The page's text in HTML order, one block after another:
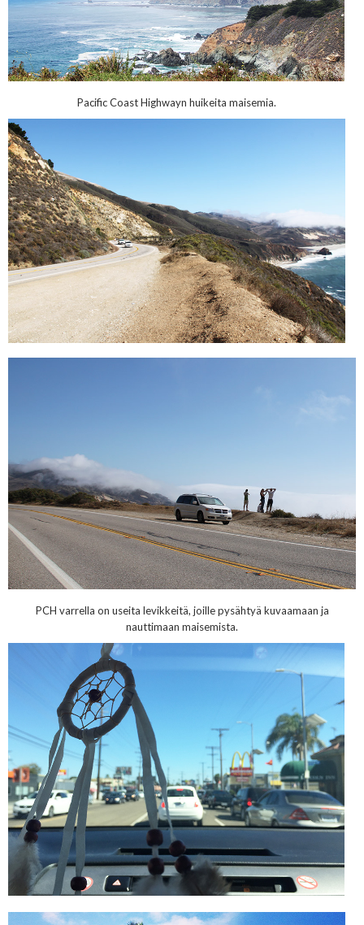
Pacific Coast Highwayn huikeita maisemia.
PCH varrella on useita levikkeitä, joille pysähtyä kuvaamaan ja
nauttimaan maisemista.